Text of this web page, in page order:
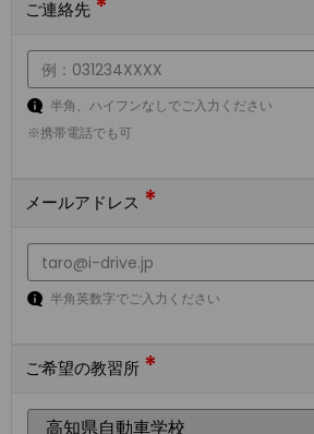
ご連絡先
半角、ハイフンなしでご入力ください
※携帯電話でも可
メールアドレス *
半角英数字でご入力ください
ご希望の教習所 *